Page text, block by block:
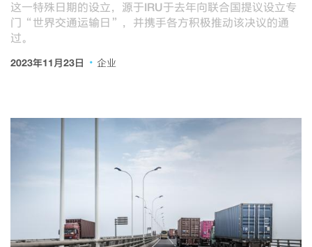
这一特殊日期的设立，源于IRU于去年向联合国提议设立专
门“世界交通运输日”，并携手各方积极推动该决议的通
过。
2023年11月23日 · 企业